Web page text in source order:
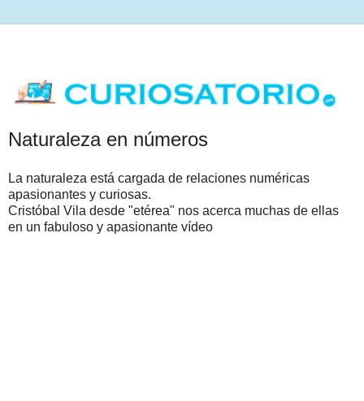
Naturaleza en números
La naturaleza está cargada de relaciones numéricas
apasionantes y curiosas.
Cristóbal Vila desde "etérea" nos acerca muchas de ellas
en un fabuloso y apasionante vídeo